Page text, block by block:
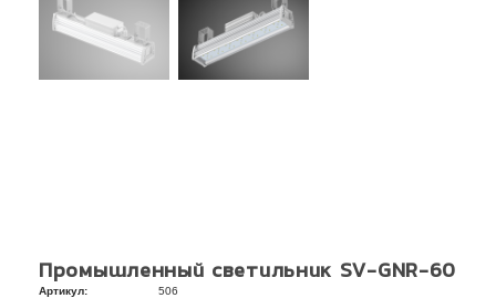
Промышленный светильник SV-GNR-60
Артикул: 506